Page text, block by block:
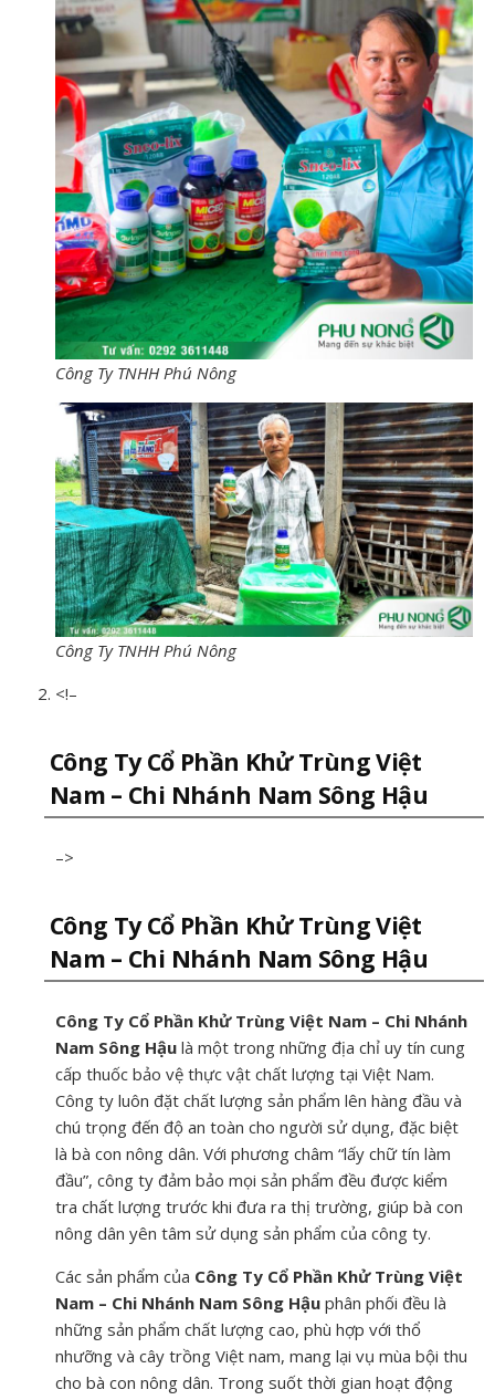
Công Ty TNHH Phú Nông
Công Ty TNHH Phú Nông
<!–
Công Ty Cổ Phần Khử Trùng Việt
Nam – Chi Nhánh Nam Sông Hậu
–>
Công Ty Cổ Phần Khử Trùng Việt
Nam – Chi Nhánh Nam Sông Hậu
Công Ty Cổ Phần Khử Trùng Việt Nam – Chi Nhánh
Nam Sông Hậu là một trong những địa chỉ uy tín cung
cấp thuốc bảo vệ thực vật chất lượng tại Việt Nam.
Công ty luôn đặt chất lượng sản phẩm lên hàng đầu và
chú trọng đến độ an toàn cho người sử dụng, đặc biệt
là bà con nông dân. Với phương châm “lấy chữ tín làm
đầu”, công ty đảm bảo mọi sản phẩm đều được kiểm
tra chất lượng trước khi đưa ra thị trường, giúp bà con
nông dân yên tâm sử dụng sản phẩm của công ty.
Các sản phẩm của Công Ty Cổ Phần Khử Trùng Việt
Nam – Chi Nhánh Nam Sông Hậu phân phối đều là
những sản phẩm chất lượng cao, phù hợp với thổ
nhưỡng và cây trồng Việt nam, mang lại vụ mùa bội thu
cho bà con nông dân. Trong suốt thời gian hoạt động